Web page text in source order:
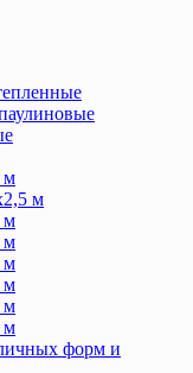
м
м
м
м
м
м
м
м
форм и